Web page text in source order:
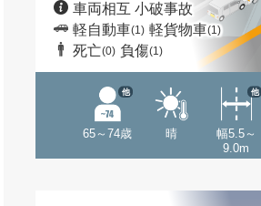
車両相互 小破事故
軽自動車(1) 軽貨物車(1)
死亡(0) 負傷(1)
65～74歳
他
晴
幅5.5～
9.0m
他